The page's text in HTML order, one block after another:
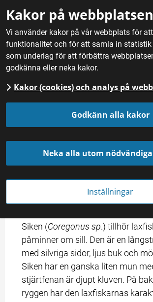
Kakor på webbplatsen
Vi använder kakor på vår webbplats för
funktionalitet och för att samla in statistik
som underlag för att förbättra
godkänna eller neka kakor.
Kakor (cookies) och analys på
Godkänn alla kakor
Neka alla utom
Inställningar
Hem / Mat / Fisk och skaldjur / Sikrom
Sikrom
Kategori
Fisk och Skaldjur
Landskap
Medelpad
Ångermanland
Produktbeskrivning
Siken (Coregonus sp.) tillhör
påminner om sill. Den är en
med silvriga sidor, ljus buk och
Siken har en ganska liten mun
stjärtfenan är djupt kluven. På
ryggen har den laxfiskarnas